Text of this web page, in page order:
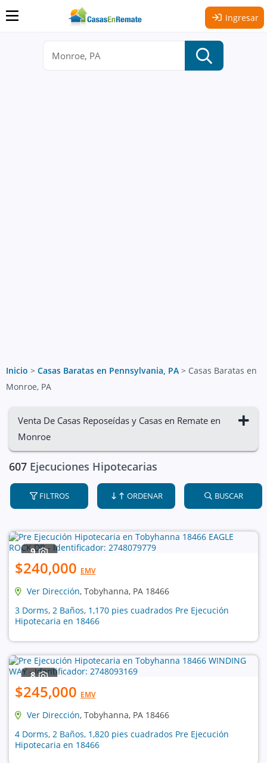
Ingresar
Inicio > Casas Baratas en Pennsylvania, PA > Casas Baratas en
Monroe, PA
Venta De Casas Reposeídas y Casas en Remate en
Monroe
607 Ejecuciones Hipotecarias
FILTROS ORDENAR BUSCAR
9
$240,000 EMV
Ver Dirección, Tobyhanna, PA 18466
3 Dorms, 2 Baños, 1,170 pies cuadrados Pre Ejecución
Hipotecaria en 18466
8
$245,000 EMV
Ver Dirección, Tobyhanna, PA 18466
4 Dorms, 2 Baños, 1,820 pies cuadrados Pre Ejecución
Hipotecaria en 18466